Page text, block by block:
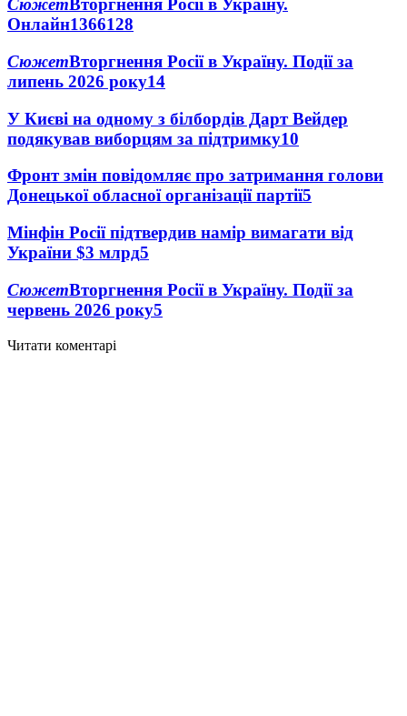
Сюжет Вторгнення Росії в Україну.
Онлайн1366128
СюжетВторгнення Росії в Україну. Події за
липень 2026 року14
У Києві на одному з білбордів Дарт Вейдер
подякував виборцям за підтримку10
Фронт змін повідомляє про затримання голови
Донецької обласної організації партії5
Мінфін Росії підтвердив намір вимагати від
України $3 млрд5
СюжетВторгнення Росії в Україну. Події за
червень 2026 року5
Читати коментарі